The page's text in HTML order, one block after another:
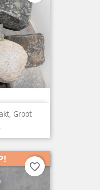
Groot
favorite_border